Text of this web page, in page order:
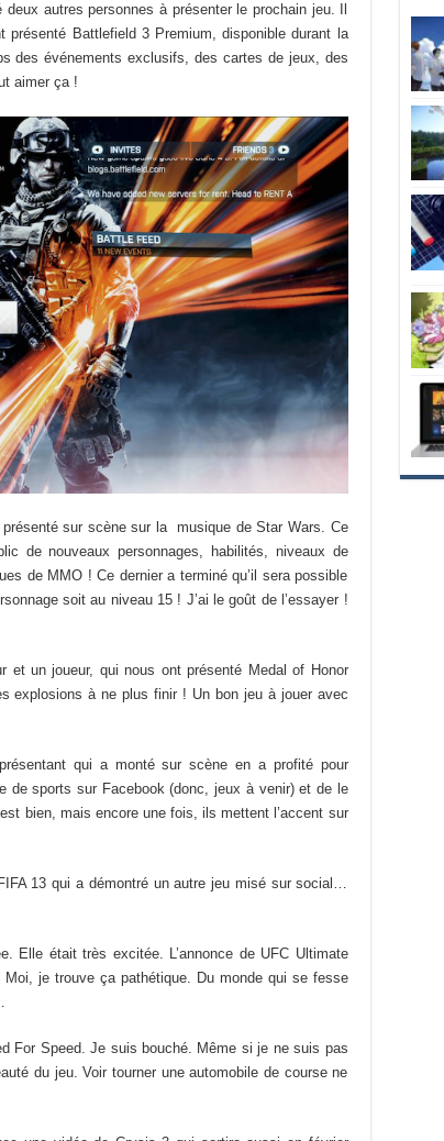
autres personnes à présenter le prochain jeu. Il
Battlefield 3 Premium, disponible durant la
des événements exclusifs, des cartes de jeux, des
aimer ça !
sur scène sur la musique de Star Wars. Ce
de nouveaux personnages, habilités, niveaux de
de MMO ! Ce dernier a terminé qu’il sera possible
soit au niveau 15 ! J’ai le goût de l’essayer !
et un joueur, qui nous ont présenté Medal of Honor
explosions à ne plus finir ! Un bon jeu à jouer avec
qui a monté sur scène en a profité pour
de sports sur Facebook (donc, jeux à venir) et de le
bien, mais encore une fois, ils mettent l’accent sur
13 qui a démontré un autre jeu misé sur social…
Elle était très excitée. L’annonce de UFC Ultimate
je trouve ça pathétique. Du monde qui se fesse
For Speed. Je suis bouché. Même si je ne suis pas
du jeu. Voir tourner une automobile de course ne